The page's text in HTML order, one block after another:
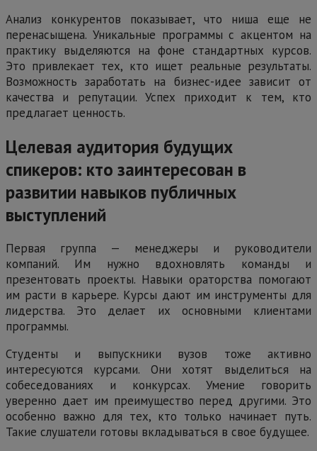
Анализ конкурентов показывает, что ниша еще не
перенасыщена. Уникальные программы с акцентом на
практику выделяются на фоне стандартных курсов.
Это привлекает тех, кто ищет реальные результаты.
Возможность заработать на бизнес-идее зависит от
качества и репутации. Успех приходит к тем, кто
предлагает ценность.
Целевая аудитория будущих
спикеров: кто заинтересован в
развитии навыков публичных
выступлений
Первая группа — менеджеры и руководители
компаний. Им нужно вдохновлять команды и
презентовать проекты. Навыки ораторства помогают
им расти в карьере. Курсы дают им инструменты для
лидерства. Это делает их основными клиентами
программы.
Студенты и выпускники вузов тоже активно
интересуются курсами. Они хотят выделиться на
собеседованиях и конкурсах. Умение говорить
уверенно дает им преимущество перед другими. Это
особенно важно для тех, кто только начинает путь.
Такие слушатели готовы вкладываться в свое будущее.